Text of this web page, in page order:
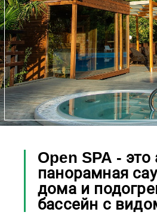
Open SPA -
панорамная
дома и
бассейн с